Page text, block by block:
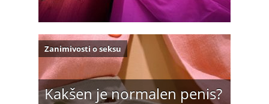
Kakšen je normalen penis?
Zanimivosti o seksu